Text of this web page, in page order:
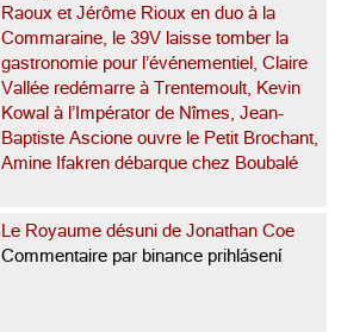
Raoux et Jérôme Rioux en duo à la
Commaraine, le 39V laisse tomber la
gastronomie pour l’événementiel, Claire
Vallée redémarre à Trentemoult, Kevin
Kowal à l’Impérator de Nîmes, Jean-
Baptiste Ascione ouvre le Petit Brochant,
Amine Ifakren débarque chez Boubalé
Le Royaume désuni de Jonathan Coe
Commentaire par binance prihlásení